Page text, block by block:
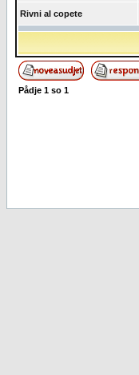
Rivni al copete
Pådje 1 so 1